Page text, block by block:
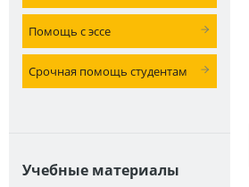
Помощь с эссе
Срочная помощь студентам
Учебные материалы